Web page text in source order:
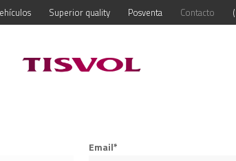
Superior quality Posventa Contacto
Email*